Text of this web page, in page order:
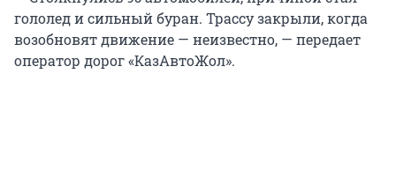
гололед и сильный буран. Трассу закрыли, когда
возобновят движение — неизвестно, — передает
оператор дорог «КазАвтоЖол».